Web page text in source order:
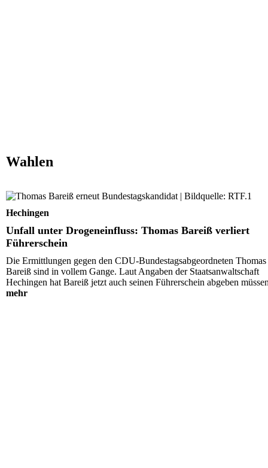
Wahlen
Unfall unter Drogeneinfluss: Thomas Bareiß verliert
Führerschein
Hechingen
Unfall unter Drogeneinfluss: Thomas Bareiß verliert
Führerschein
Die Ermittlungen gegen den CDU-Bundestagsabgeordneten Thomas
Bareiß sind in vollem Gange. Laut Angaben der Staatsanwaltschaft
Hechingen hat Bareiß jetzt auch seinen Führerschein abgeben
mehr